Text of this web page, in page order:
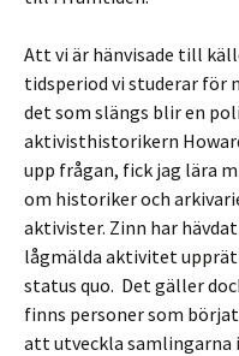
Att vi är hänvisade till
tidsperiod vi studerar för
det som slängs blir en
aktivisthistorikern
upp frågan, fick jag lära
om historiker och
aktivister. Zinn har
lågmälda aktivitet
status quo. Det gäller
finns personer som
att utveckla samlingarna